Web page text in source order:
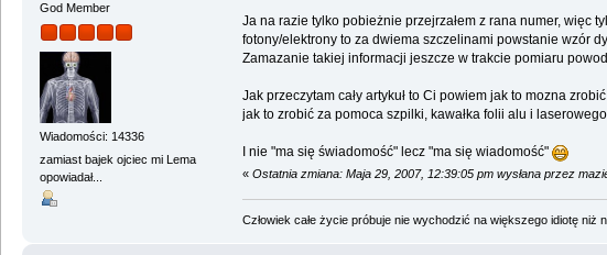
God Member
Wiadomości: 14336
zamiast bajek ojciec mi Lema
opowiadał...
Ja na razie tylko pobieżnie przejrzałem z rana numer, więc
fotony/elektrony to za dwiema szczelinami powstanie wzór
Zamazanie takiej informacji jeszcze w trakcie pomiaru
Jak przeczytam cały artykuł to Ci powiem jak to mozna
jak to zrobić za pomoca szpilki, kawałka folii alu i
I nie "ma się świadomość" lecz "ma się wiadomość"
« Ostatnia zmiana: Maja 29, 2007, 12:39:05 pm wysłana przez
Człowiek całe życie próbuje nie wychodzić na większego idiotę